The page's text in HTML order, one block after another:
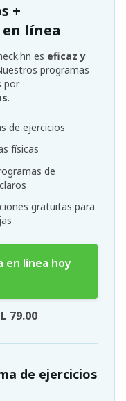
+
línea
es eficaz y
programas
por
.
de ejercicios
físicas
de
gratuitas para
en línea hoy
79.00
de ejercicios